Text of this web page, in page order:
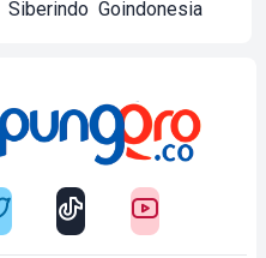
Siberindo Goindonesia